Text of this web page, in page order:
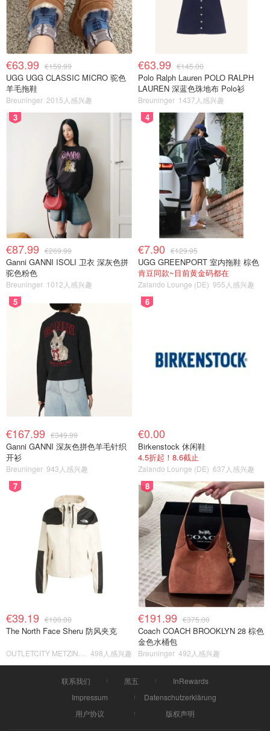
€63.99 €159.99
UGG UGG CLASSIC MICRO 驼色
羊毛拖鞋
Breuninger 2015人感兴趣
€63.99 €145.00
Polo Ralph Lauren POLO RALPH
LAUREN 深蓝色珠地布 Polo衫
Breuninger 1437人感兴趣
3
€87.99 €269.99
Ganni GANNI ISOLI 卫衣 深灰色拼
驼色粉色
Breuninger 1012人感兴趣
4
€7.90 €129.95
UGG GREENPORT 室内拖鞋 棕色
肯豆同款~目前黄金码都在
Zalando Lounge (DE) 955人感兴趣
5
€167.99 €349.99
Ganni GANNI 深灰色拼色羊毛针织
开衫
Breuninger 943人感兴趣
6
€0.00
Birkenstock 休闲鞋
4.5折起！8.6截止
Zalando Lounge (DE) 637人感兴趣
7
€39.19 €100.00
The North Face Sheru 防风夹克
498人感兴趣
8
€191.99 €375.00
Coach COACH BROOKLYN 28 棕色
金色水桶包
Breuninger 492人感兴趣
联系我们 黑五
InRewards
Impressum
Datenschutzerklärung
用户协议
版权声明